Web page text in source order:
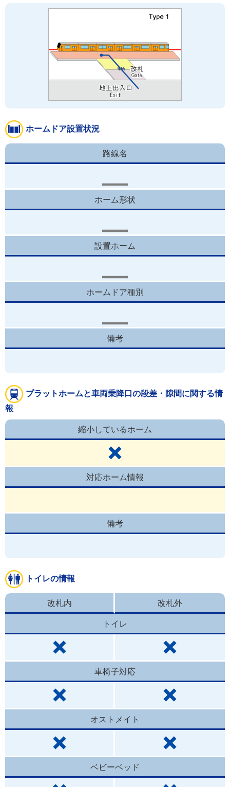
ホームドア設置状況
路線名
ホーム形状
設置ホーム
ホームドア種別
備考
プラットホームと車両乗降口の段差・隙間に関する情
報
縮小しているホーム
対応ホーム情報
備考
トイレの情報
改札内 改札外
トイレ
車椅子対応
オストメイト
ベビーベッド